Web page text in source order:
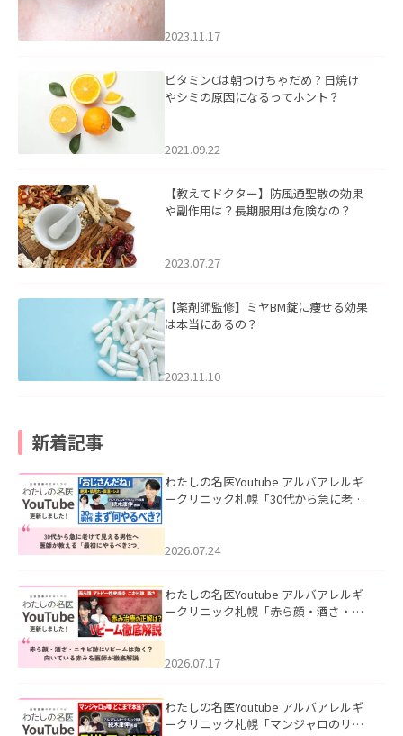
2023.11.17
ビタミンCは朝つけちゃだめ？日焼け
やシミの原因になるってホント？
2021.09.22
【教えてドクター】防風通聖散の効果
や副作用は？長期服用は危険なの？
2023.07.27
【薬剤師監修】ミヤBM錠に痩せる効果
は本当にあるの？
2023.11.10
新着記事
わたしの名医Youtube アルバアレルギ
ークリニック札幌「30代から急に老け
た。
2026.07.24
わたしの名医Youtube アルバアレルギ
ークリニック札幌「赤ら顔・酒さ・ニ
した。
2026.07.17
わたしの名医Youtube アルバアレルギ
ークリニック札幌「マンジャロのリア